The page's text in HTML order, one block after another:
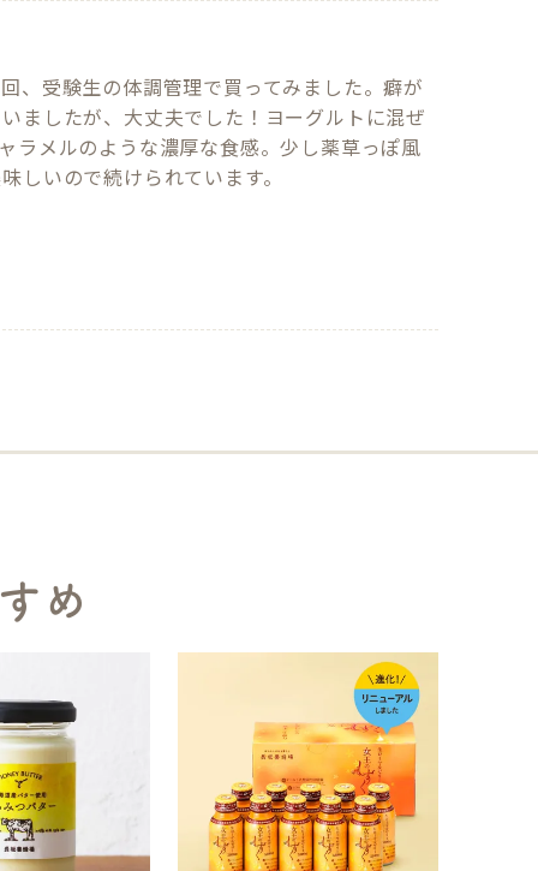
、受験生の体調管理で買ってみました。癖が
ましたが、大丈夫でした！ヨーグルトに混ぜ
ラメルのような濃厚な食感。少し薬草っぽ風
しいので続けられています。
め